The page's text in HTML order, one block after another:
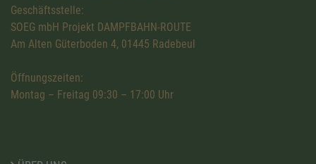
Geschäftsstelle:
SOEG mbH Projekt DAMPFBAHN-ROUTE
Am Alten Güterboden 4, 01445 Radebeul
Öffnungszeiten:
Montag – Freitag 09:30 – 17:00 Uhr